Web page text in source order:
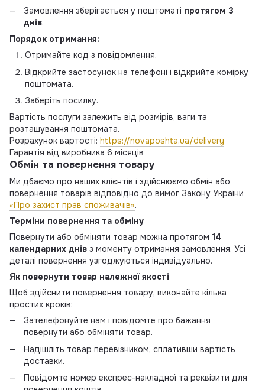
Замовлення зберігається у поштоматі протягом 3
днів.
Порядок отримання:
Отримайте код з повідомлення.
Відкрийте застосунок на телефоні і відкрийте комірку
поштомата.
Заберіть посилку.
Вартість послуги залежить від розмірів, ваги та
розташування поштомата.
Розрахунок вартості: https://novaposhta.ua/delivery
Гарантія від виробника 6 місяців
Обмін та повернення товару
Ми дбаємо про наших клієнтів і здійснюємо обмін або
повернення товарів відповідно до вимог Закону України
«Про захист прав споживачів».
Терміни повернення та обміну
Повернути або обміняти товар можна протягом 14
календарних днів з моменту отримання замовлення. Усі
деталі повернення узгоджуються індивідуально.
Як повернути товар належної якості
Щоб здійснити повернення товару, виконайте кілька
простих кроків:
Зателефонуйте нам і повідомте про бажання
повернути або обміняти товар.
Надішліть товар перевізником, сплативши вартість
доставки.
Повідомте номер експрес-накладної та реквізити для